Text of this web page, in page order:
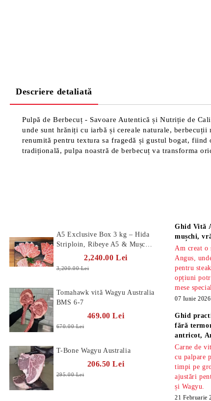
Descriere detaliată
Pulpă de Berbecuț - Savoare Autentică și Nutriție de
unde sunt hrăniți cu iarbă și cereale naturale,
renumită pentru textura sa fragedă și gustul bogat, fiind
tradițională, pulpa noastră de berbecuț va transforma
A5 Exclusive Box 3 kg – Hida
Striploin, Ribeye A5 & Mușchi
2,240.00 Lei
3,200.00 Lei
Tomahawk vită Wagyu Australia
BMS 6-7
469.00 Lei
670.00 Lei
T-Bone Wagyu Australia
206.50 Lei
295.00 Lei
Ghid Vită
mușchi,
Am creat o
Angus,
pentru
opțiuni
mese
07 Iunie 2026
Ghid
fără
antricot,
Carne de
cu palpare
timpi pe
ajustări
și Wagyu.
21 Februarie